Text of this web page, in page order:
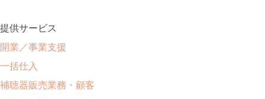
提供サービス
開業／事業支援
一括仕入
補聴器販売業務・顧客